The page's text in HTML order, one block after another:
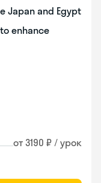
Japan and Egypt
enhance
от 3190 ₽ / урок